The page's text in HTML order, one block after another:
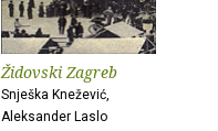
Židovski Zagreb
Snješka Knežević,
Aleksander Laslo